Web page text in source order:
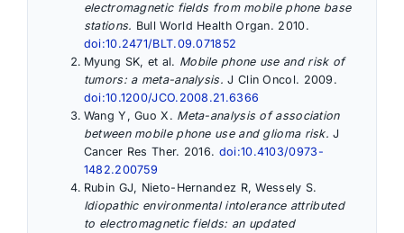
electromagnetic fields from mobile phone base
stations. Bull World Health Organ. 2010.
doi:10.2471/BLT.09.071852
Myung SK, et al. Mobile phone use and risk of
tumors: a meta-analysis. J Clin Oncol. 2009.
doi:10.1200/JCO.2008.21.6366
Wang Y, Guo X. Meta-analysis of association
between mobile phone use and glioma risk. J
Cancer Res Ther. 2016. doi:10.4103/0973-
1482.200759
Rubin GJ, Nieto-Hernandez R, Wessely S.
Idiopathic environmental intolerance attributed
to electromagnetic fields: an updated